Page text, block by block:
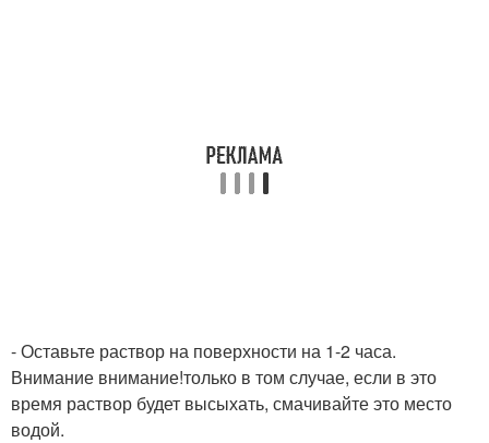
- Оставьте раствор на поверхности на 1-2 часа.
Внимание внимание!только в том случае, если в это
время раствор будет высыхать, смачивайте это место
водой.